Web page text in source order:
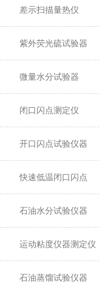
差示扫描量热仪
紫外荧光硫试验器
微量水分试验器
闭口闪点测定仪
开口闪点试验仪器
快速低温闭口闪点
石油水分试验仪器
运动粘度仪器测定仪
石油蒸馏试验仪器